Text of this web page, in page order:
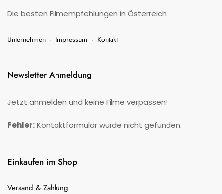
Die besten Filmempfehlungen in Österreich.
Unternehmen · Impressum · Kontakt
Newsletter Anmeldung
Jetzt anmelden und keine Filme verpassen!
Fehler:Kontaktformular wurde nicht gefunden.
Einkaufen im Shop
Versand & Zahlung